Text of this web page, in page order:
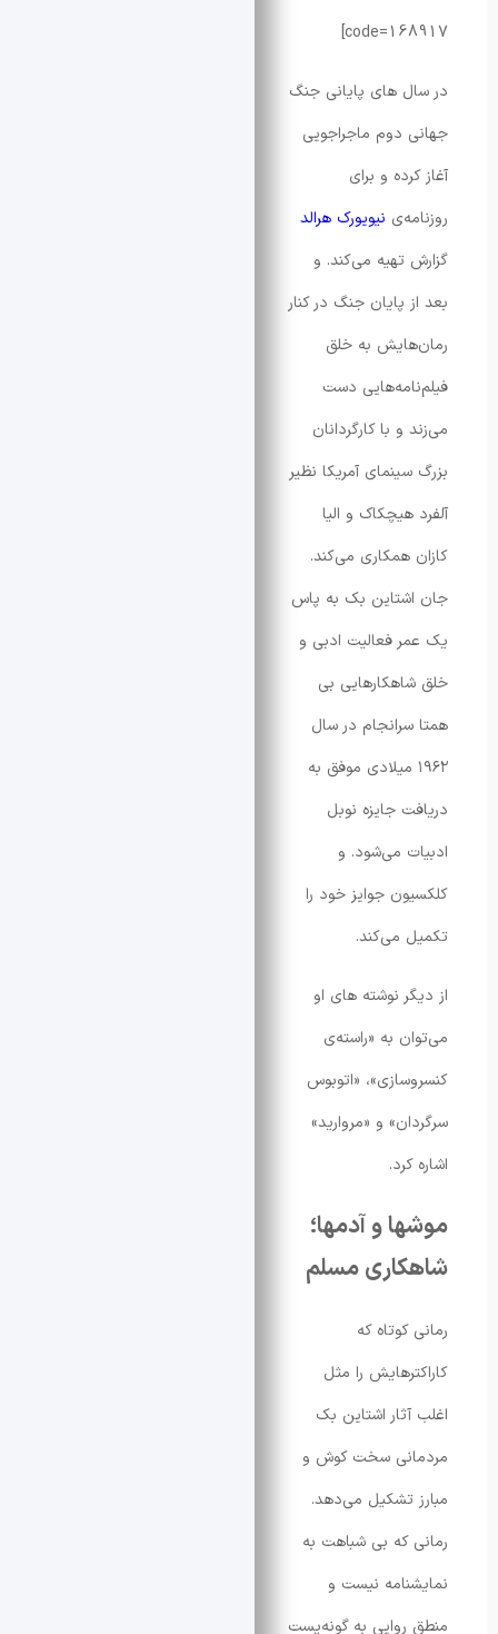
های پایانی جنگ
دوم ماجراجویی
و برای
نیویورک هرالد
می‌کند. و
پایان جنگ در کنار
به خلق
دست
با کارگردانان
آمریکا نظیر
و الیا
می‌کند.
بک به پاس
فعالیت ادبی و
بی
در سال
میلادی موفق به
جایزه نوبل
می‌شود. و
جوایز خود را
می‌کند.
نوشته های او
به «راسته‌ی
«اتوبوس
و «مروارید»
و آدمها؛
مسلم
که
را مثل
اشتاین بک
سخت کوش و
تشکیل می‌دهد.
بی شباهت به
نیست و
به گونه‌یست